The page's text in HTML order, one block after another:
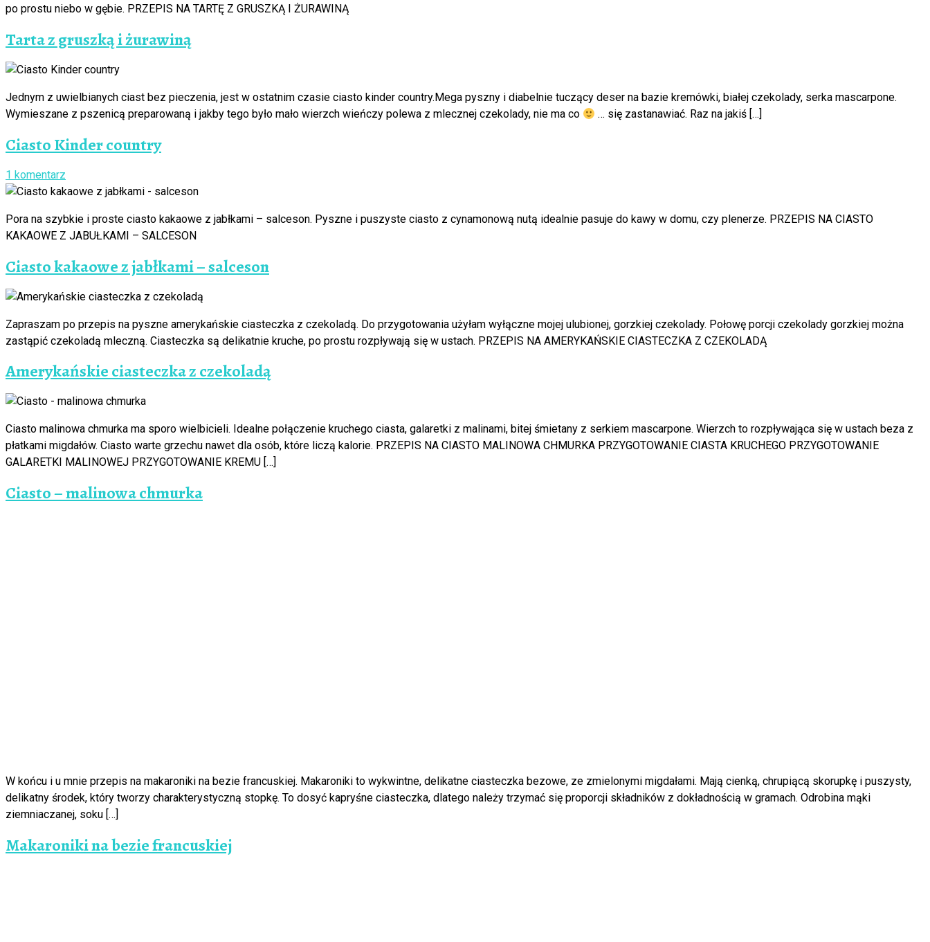
po prostu niebo w gębie. PRZEPIS NA TARTĘ Z GRUSZKĄ I ŻURAWINĄ
Tarta z gruszką i żurawiną
Jednym z uwielbianych ciast bez pieczenia, jest w ostatnim czasie ciasto kinder country.Mega pyszny i diabelnie tuczący deser na bazie kremówki, białej czekolady, serka mascarpone.
Wymieszane z pszenicą preparowaną i jakby tego było mało wierzch wieńczy polewa z mlecznej czekolady, nie ma co
… się zastanawiać. Raz na jakiś […]
Ciasto Kinder country
1 komentarz
Pora na szybkie i proste ciasto kakaowe z jabłkami – salceson. Pyszne i puszyste ciasto z cynamonową nutą idealnie pasuje do kawy w domu, czy plenerze. PRZEPIS NA CIASTO
KAKAOWE Z JABUŁKAMI – SALCESON
Ciasto kakaowe z jabłkami – salceson
Zapraszam po przepis na pyszne amerykańskie ciasteczka z czekoladą. Do przygotowania użyłam wyłączne mojej ulubionej, gorzkiej czekolady. Połowę porcji czekolady gorzkiej można
zastąpić czekoladą mleczną. Ciasteczka są delikatnie kruche, po prostu rozpływają się w ustach. PRZEPIS NA AMERYKAŃSKIE CIASTECZKA Z CZEKOLADĄ
Amerykańskie ciasteczka z czekoladą
Ciasto malinowa chmurka ma sporo wielbicieli. Idealne połączenie kruchego ciasta, galaretki z malinami, bitej śmietany z serkiem mascarpone. Wierzch to rozpływająca się w ustach beza z
płatkami migdałów. Ciasto warte grzechu nawet dla osób, które liczą kalorie. PRZEPIS NA CIASTO MALINOWA CHMURKA PRZYGOTOWANIE CIASTA KRUCHEGO PRZYGOTOWANIE
GALARETKI MALINOWEJ PRZYGOTOWANIE KREMU […]
Ciasto – malinowa chmurka
W końcu i u mnie przepis na makaroniki na bezie francuskiej. Makaroniki to wykwintne, delikatne ciasteczka bezowe, ze zmielonymi migdałami. Mają cienką, chrupiącą skorupkę i puszysty,
delikatny środek, który tworzy charakterystyczną stopkę. To dosyć kapryśne ciasteczka, dlatego należy trzymać się proporcji składników z dokładnością w gramach. Odrobina mąki
ziemniaczanej, soku […]
Makaroniki na bezie francuskiej